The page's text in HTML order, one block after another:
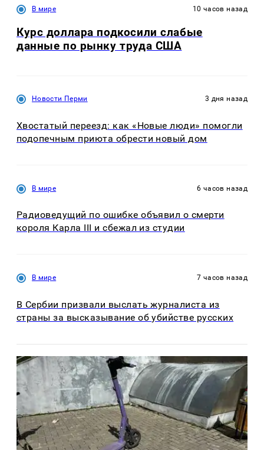
В мире 10 часов назад
Курс доллара подкосили слабые
данные по рынку труда США
Новости Перми 3 дня назад
Хвостатый переезд: как «Новые люди» помогли
подопечным приюта обрести новый дом
В мире 6 часов назад
Радиоведущий по ошибке объявил о смерти
короля Карла III и сбежал из студии
В мире 7 часов назад
В Сербии призвали выслать журналиста из
страны за высказывание об убийстве русских